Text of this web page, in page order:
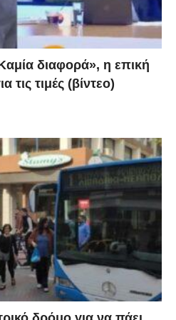
κάθε Έλληνας, κάθε
Για τη ζωή και την υγεία
καθήκον της. Όμως
«πόλεμο της ζωής». Γιατί ο
ύπουλος. Μείνετε, λοιπόν,
Η επιστήμη δουλεύει σκληρά
το αντίδοτο στην πανδημία.
αλώβητοι. Όμως πρέπει
Με απώλειες, ναι, στην
να ξαναφτιάξουμε
μιας νέας κοινωνικής
από έκτακτες συνθήκες,
διαφορά», η επική
τιμές (βίντεο)